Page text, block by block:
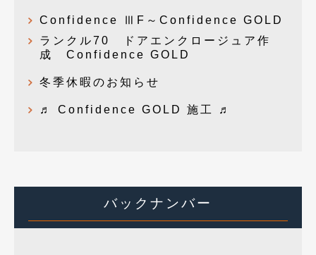
Confidence ⅢF～Confidence GOLD
ランクル70 ドアエンクロージュア作
成 Confidence GOLD
冬季休暇のお知らせ
♬ Confidence GOLD 施工 ♬
バックナンバー